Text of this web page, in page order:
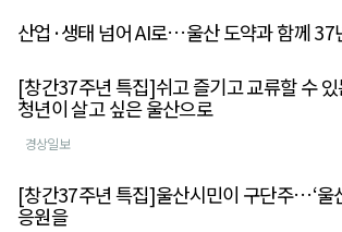
산업·생태 넘어 AI로…울산 도약과 함께 37
[창간37주년 특집]쉬고 즐기고 교류할 수
청년이 살고 싶은 울산으로
경상일보
[창간37주년 특집]울산시민이 구단주…‘울
응원을